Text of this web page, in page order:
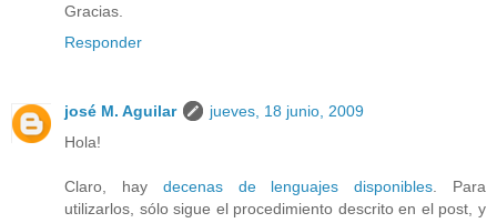
Gracias.
Responder
josé M. Aguilar
jueves, 18 junio, 2009
Hola!
Claro, hay decenas de lenguajes disponibles . Para
utilizarlos, sólo sigue el procedimiento descrito en el post, y